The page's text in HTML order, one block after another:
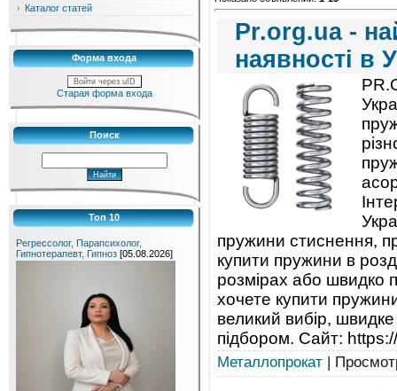
Каталог статей
Форма входа
Войти через uID
Старая форма входа
Поиск
Топ 10
Регрессолог, Парапсихолог,
Гипнотерапевт, Гипноз [05.08.2026]
Pr.org.ua -
наявності в
пружини стиснення,
купити пружини в
розмірах або швидко
хочете купити
великий вибір,
підбором. Сайт:
Металлопрокат |